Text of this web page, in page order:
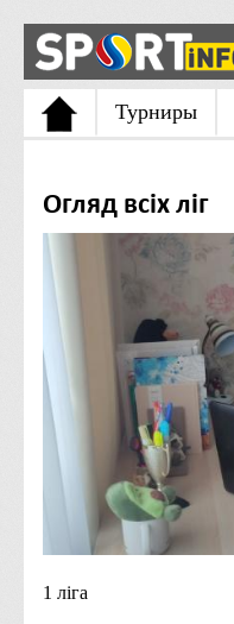
Турниры
Огляд всіх ліг
1 ліга